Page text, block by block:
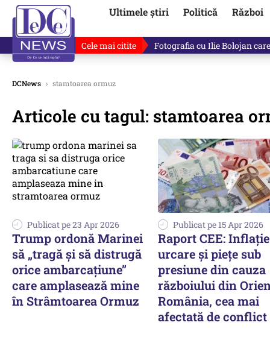
Ultimele știri Politică Război
Cele mai citite Lucruri neștiute despre
DCNews › stamtoarea ormuz
Articole cu tagul: stamtoarea
Publicat pe 23 Apr 2026
Trump ordonă Marinei
să „tragă și să distrugă
orice ambarcațiune”
care amplasează mine
în Strâmtoarea Ormuz
Publicat pe 15 Apr 2026
Raport CEE:
urcare și piețe sub
presiune din cauza
războiului din
România, cea mai
afectată de conflict